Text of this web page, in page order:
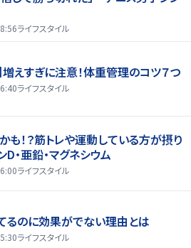
ライフスタイル
増えすぎに注意！体重管理のコツ７つ
ライフスタイル
も！？筋トレや運動している方が摂り
D・亜鉛・マグネシウム
ライフスタイル
るのに効果がでない理由とは
ライフスタイル